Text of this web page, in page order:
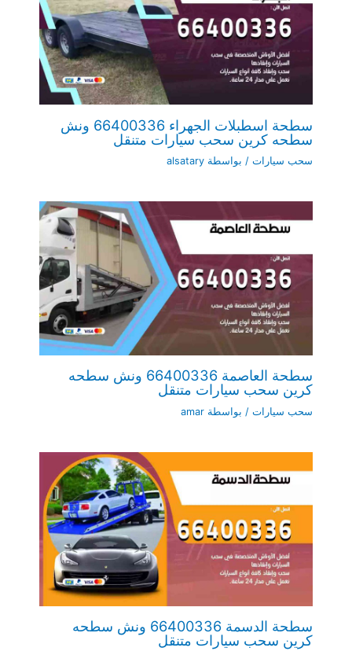
سطحة اسطبلات الجهراء 66400336 ونش
سطحه كرين سحب سيارات متنقل
سحب سيارات/ بواسطة alsatary
سطحة العاصمة 66400336 ونش سطحه
كرين سحب سيارات متنقل
سحب سيارات/ بواسطة amar
سطحة الدسمة 66400336 ونش سطحه
كرين سحب سيارات متنقل